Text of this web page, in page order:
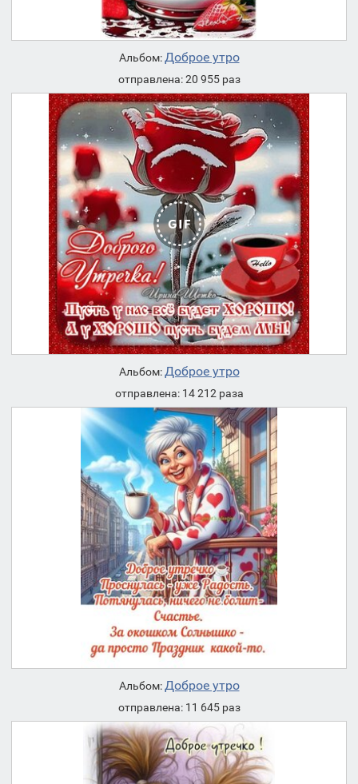
Альбом:Доброе утро
отправлена: 20 955 раз
Альбом:Доброе утро
отправлена: 14 212 раза
Альбом:Доброе утро
отправлена: 11 645 раз